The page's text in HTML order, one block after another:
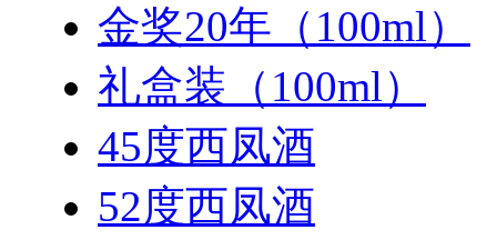
金奖20年（100ml）
礼盒装（100ml）
45度西凤酒
52度西凤酒